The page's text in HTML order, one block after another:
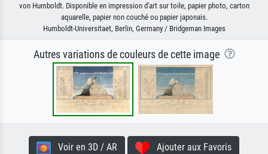
von Humboldt. Disponible en impression d'art sur toile, papier photo, carton
aquarelle, papier non couché ou papier japonais.
Humboldt-Universitaet, Berlin, Germany / Bridgeman Images
Autres variations de couleurs de cette image
Voir en 3D / AR Ajouter aux Favoris